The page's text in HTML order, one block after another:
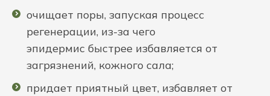
очищает поры, запуская процесс
регенерации, из-за чего
эпидермис быстрее избавляется от
загрязнений, кожного сала;
придает приятный цвет, избавляет от